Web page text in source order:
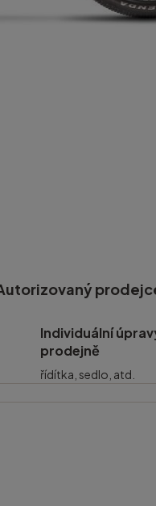
Individuální
prodejně
řídítka, sedlo, atd.